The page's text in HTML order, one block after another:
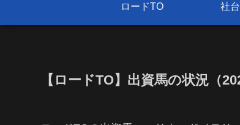
ロードTO 社
【ロードTO】出資馬の状況（